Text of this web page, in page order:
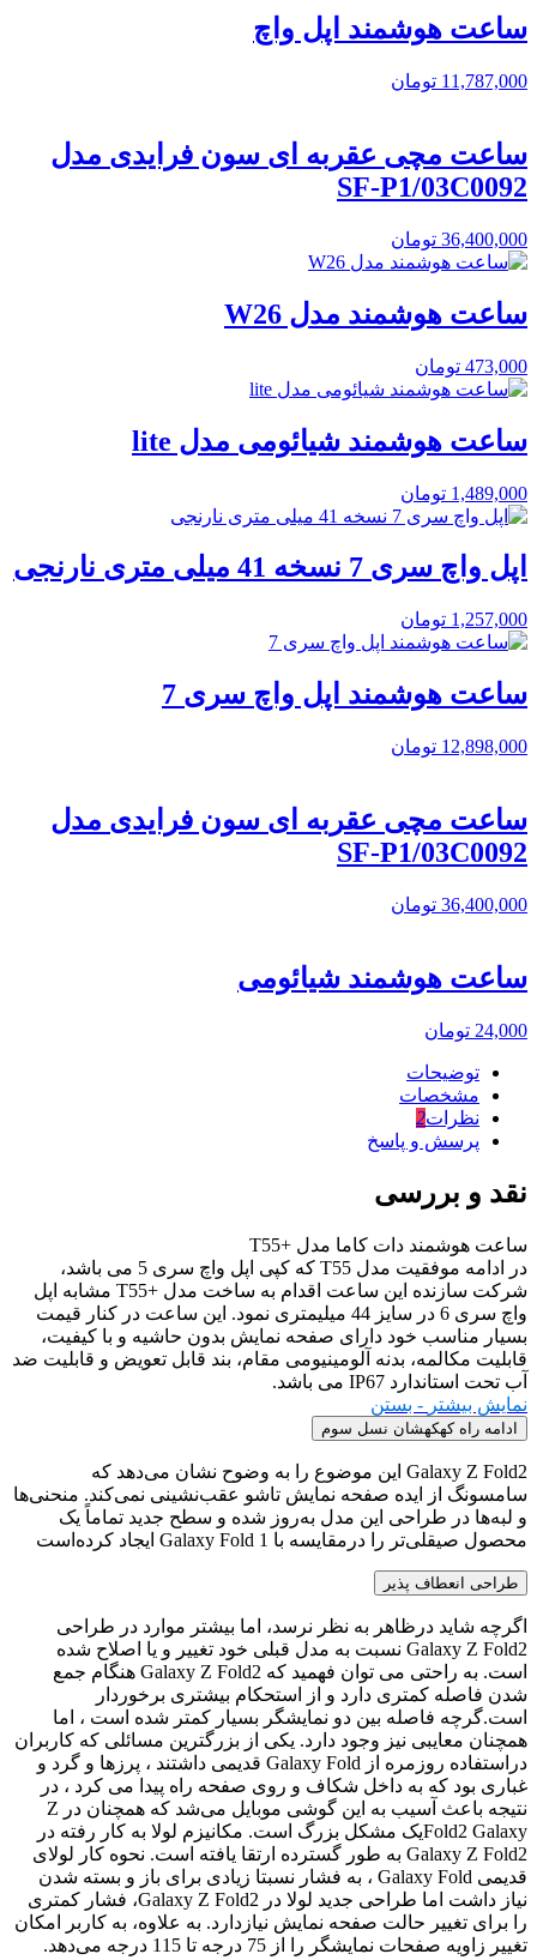
ساعت هوشمند اپل واچ
11,787,000 تومان
ساعت مچی عقربه ای سون فرایدی مدل
SF-P1/03C0092
36,400,000 تومان
ساعت هوشمند مدل W26
473,000 تومان
ساعت هوشمند شیائومی مدل lite
1,489,000 تومان
اپل واچ سری 7 نسخه 41 میلی متری نارنجی
1,257,000 تومان
ساعت هوشمند اپل واچ سری 7
12,898,000 تومان
ساعت مچی عقربه ای سون فرایدی مدل
SF-P1/03C0092
36,400,000 تومان
ساعت هوشمند شیائومی
24,000 تومان
توضیحات
مشخصات
نظرات2
پرسش و پاسخ
نقد و بررسی
ساعت هوشمند دات کاما مدل +T55
در ادامه موفقیت مدل T55 که کپی اپل واچ سری 5 می باشد،
شرکت سازنده این ساعت اقدام به ساخت مدل +T55 مشابه اپل
واچ سری 6 در سایز 44 میلیمتری نمود. این ساعت در کنار قیمت
بسیار مناسب خود دارای صفحه نمایش بدون حاشیه و با کیفیت،
قابلیت مکالمه، بدنه آلومینیومی مقام، بند قابل تعویض و قابلیت ضد
آب تحت استاندارد IP67 می باشد.
نمایش بیشتر - بستن
ادامه راه کهکهشان نسل سوم
Galaxy Z Fold2 این موضوع را به وضوح نشان می‌دهد که
سامسونگ از ایده صفحه نمایش تاشو عقب‌نشینی نمی‌کند. منحنی‌ها
و لبه‌ها در طراحی این مدل به‌روز شده و سطح جدید تماماً یک
محصول صیقلی‌تر را درمقایسه با Galaxy Fold 1 ایجاد کرده‌است
طراحی انعطاف پذیر
اگرچه شاید درظاهر به نظر نرسد، اما بیشتر موارد در طراحی
Galaxy Z Fold2 نسبت به مدل قبلی خود تغییر و یا اصلاح شده
است. به راحتی می توان فهمید که Galaxy Z Fold2 هنگام جمع
شدن فاصله کمتری دارد و از استحکام بیشتری برخوردار
است.گرچه فاصله بین دو نمایشگر بسیار کمتر شده است ، اما
همچنان معایبی نیز وجود دارد. یکی از بزرگترین مسائلی که کاربران
دراستفاده روزمره از Galaxy Fold قدیمی داشتند ، پرزها و گرد و
غباری بود که به داخل شکاف و روی صفحه راه پیدا می کرد ، در
نتیجه باعث آسیب به این گوشی موبایل می‌شد که همچنان در Z
Fold2 Galaxyیک مشکل بزرگ است. مکانیزم لولا به کار رفته در
Galaxy Z Fold2 به طور گسترده ارتقا یافته است. نحوه کار لولای
قدیمی Galaxy Fold ، به فشار نسبتا زیادی برای باز و بسته شدن
نیاز داشت اما طراحی جدید لولا در Galaxy Z Fold2، فشار کمتری
را برای تغییر حالت صفحه نمایش نیازدارد. به علاوه، به کاربر امکان
تغییر زاویه صفحات نمایشگر را از 75 درجه تا 115 درجه می‌دهد.